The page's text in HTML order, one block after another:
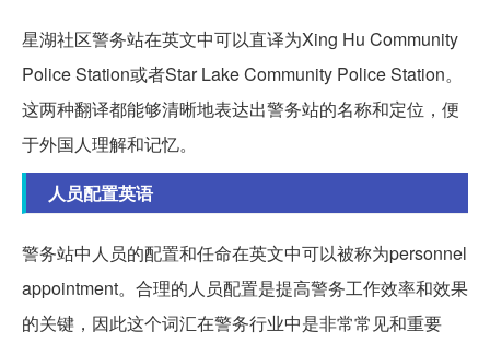
星湖社区警务站在英文中可以直译为Xing Hu Community
Police Station或者Star Lake Community Police Station。
这两种翻译都能够清晰地表达出警务站的名称和定位，便
于外国人理解和记忆。
人员配置英语
警务站中人员的配置和任命在英文中可以被称为personnel
appointment。合理的人员配置是提高警务工作效率和效果
的关键，因此这个词汇在警务行业中是非常常见和重要